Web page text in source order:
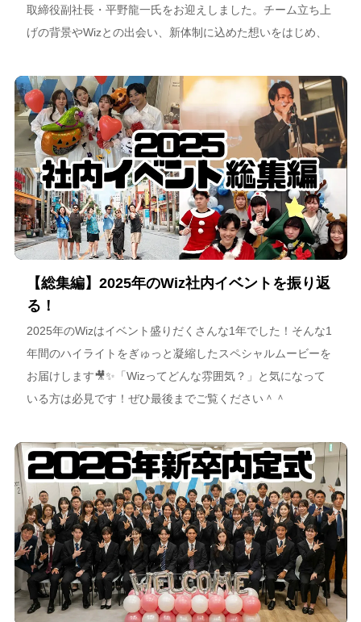
取締役副社長・平野龍一氏をお迎えしました。チーム立ち上
げの背景やWizとの出会い、新体制に込めた想いをはじめ、
海道が描く今後のビジョンについて語っています。
【総集編】2025年のWiz社内イベントを振り返
る！
2025年のWizはイベント盛りだくさんな1年でした！そんな1
年間のハイライトをぎゅっと凝縮したスペシャルムービーを
お届けします🎥✨「Wizってどんな雰囲気？」と気になって
いる方は必見です！ぜひ最後までご覧ください＾＾